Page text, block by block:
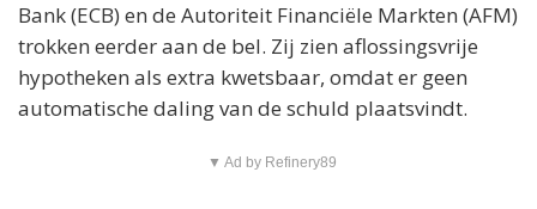
Bank (ECB) en de Autoriteit Financiële Markten (AFM)
trokken eerder aan de bel. Zij zien aflossingsvrije
hypotheken als extra kwetsbaar, omdat er geen
automatische daling van de schuld plaatsvindt.
▼ Ad by Refinery89